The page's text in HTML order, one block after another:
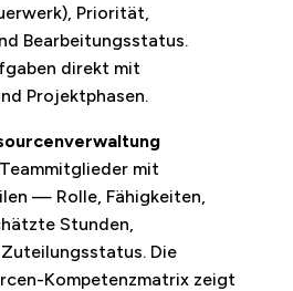
Priorität,
Bearbeitungsstatus.
direkt mit
Projektphasen.
mit
— Rolle, Fähigkeiten,
Stunden,
Die
Kompetenzmatrix zeigt